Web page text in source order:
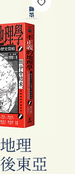
理
東亞